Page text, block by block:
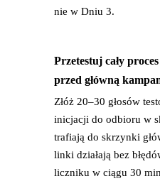
nie w Dniu 3.
Przetestuj cały
przed główną
Złóż 20–30 głosów
inicjacji do odbioru w
trafiają do skrzynki
linki działają bez
liczniku w ciągu 30